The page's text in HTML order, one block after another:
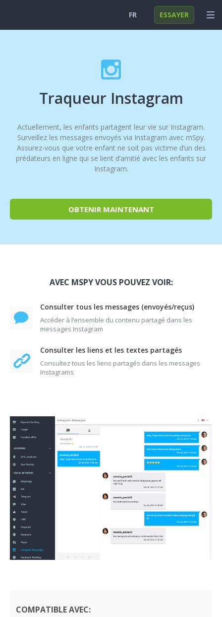
FR
Türkçe
日本
Polski
ESSAYER
Traqueur Instagram
Actuellement, les enfants partagent leur vie sur Instagram.
Surveillez les messages envoyés via Instagram avec mSpy.
Assurez-vous que votre enfant ne soit pas victime d’un des
prédateurs en ligne qui se lient d’amitié avec les enfants sur
Instagram.
OBTENIR MAINTENANT
AVEC MSPY VOUS POUVEZ VOIR:
Consulter tous les messages (envoyés/reçus)
Accéder à l’ensemble du contenu partagé dans les
messages Instagram
Consulter les liens et les textes partagés
Consultez tous les liens partagés dans les messages
Instagrams
COMPATIBLE AVEC: